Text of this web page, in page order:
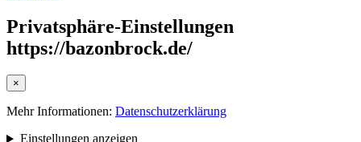
Privatsphäre-Einstellungen
https://bazonbrock.de/
×
Mehr Informationen: Datenschutzerklärung
Einstellungen anzeigen